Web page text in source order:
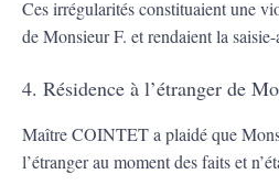
Ces irrégularités constituaient une
de Monsieur F. et rendaient la
4. Résidence à l’étranger de
Maître COINTET a plaidé que
l’étranger au moment des faits et